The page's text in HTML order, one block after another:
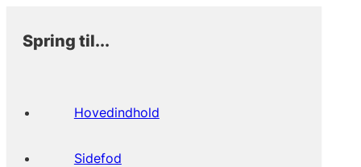
Spring til...
Hovedindhold
Sidefod